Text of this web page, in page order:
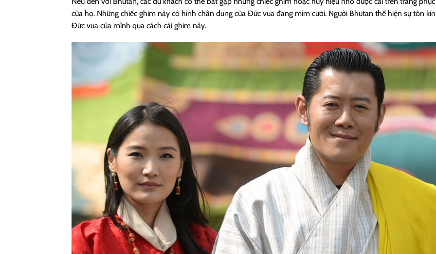
của họ. Những chiếc ghim này có hình chân dung của Đức vua đang mỉm cười. Người Bhutan thể hiện sự tôn
Đức vua của mình qua cách cài ghim này.